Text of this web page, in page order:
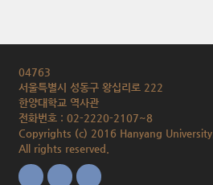
04763
서울특별시 성동구 왕십리로 222
한양대학교 역사관
전화번호 : 02-2220-2107~8
Copyrights (c) 2016 Hanyang University.
All rights reserved.
Facebookinsta youtube